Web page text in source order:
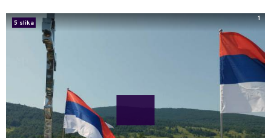
5 slika
1